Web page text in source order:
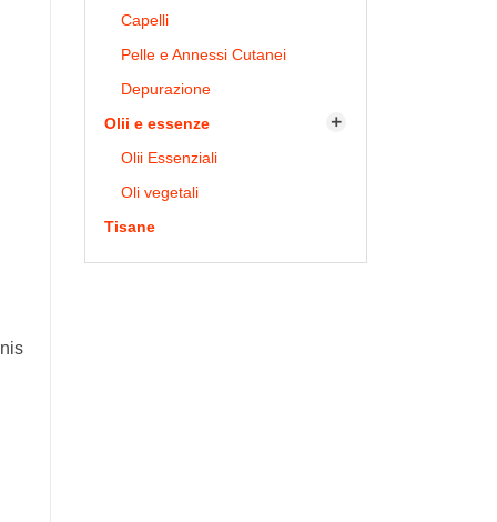
Capelli
Pelle e Annessi Cutanei
Depurazione
Olii e essenze

Olii Essenziali
Oli vegetali
Tisane